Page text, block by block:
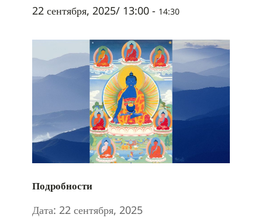
22 сентября, 2025/ 13:00 - 14:30
Подробности
Дата: 22 сентября, 2025